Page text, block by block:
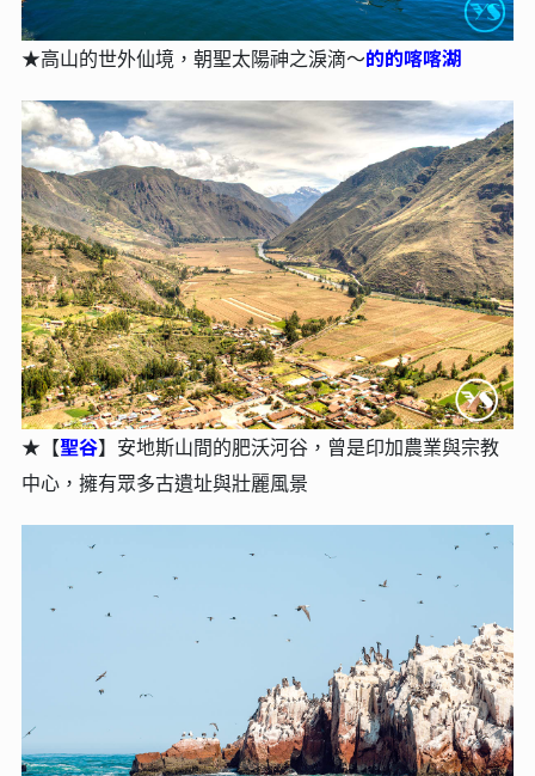
★高山的世外仙境，朝聖太陽神之淚滴～的的喀喀湖
★【聖谷】安地斯山間的肥沃河谷，曾是印加農業與宗教
中心，擁有眾多古遺址與壯麗風景